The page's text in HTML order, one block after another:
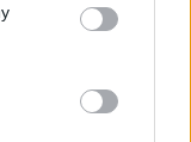
You may click to
party tags to
in below Google